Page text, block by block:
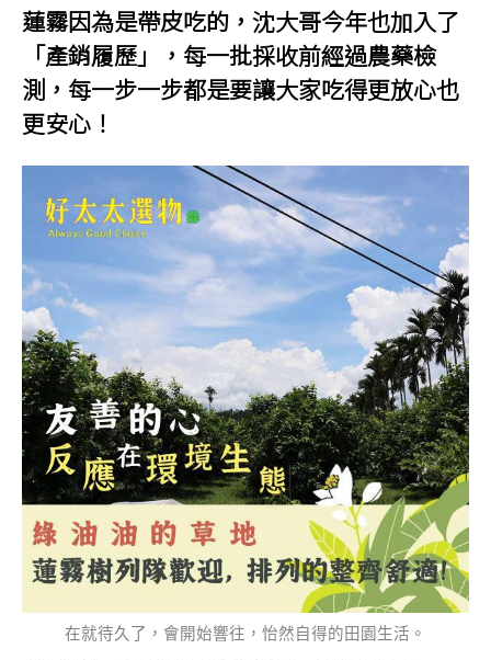
蓮霧因為是帶皮吃的，沈大哥今年也加入了
「產銷履歷」，每一批採收前經過農藥檢
測，每一步一步都是要讓大家吃得更放心也
更安心！
在就待久了，會開始響往，怡然自得的田園生活。